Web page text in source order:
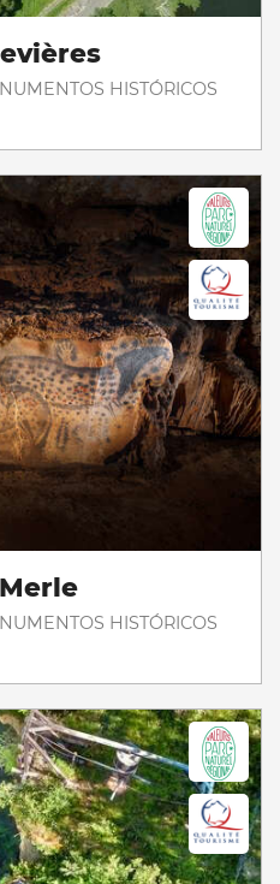
HISTÓRICOS
HISTÓRICOS